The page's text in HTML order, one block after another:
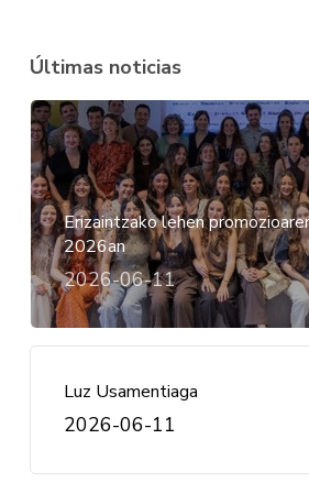
Últimas noticias
Erizaintzako lehen
2026an
2026-06-11
Luz Usamentiaga
2026-06-11